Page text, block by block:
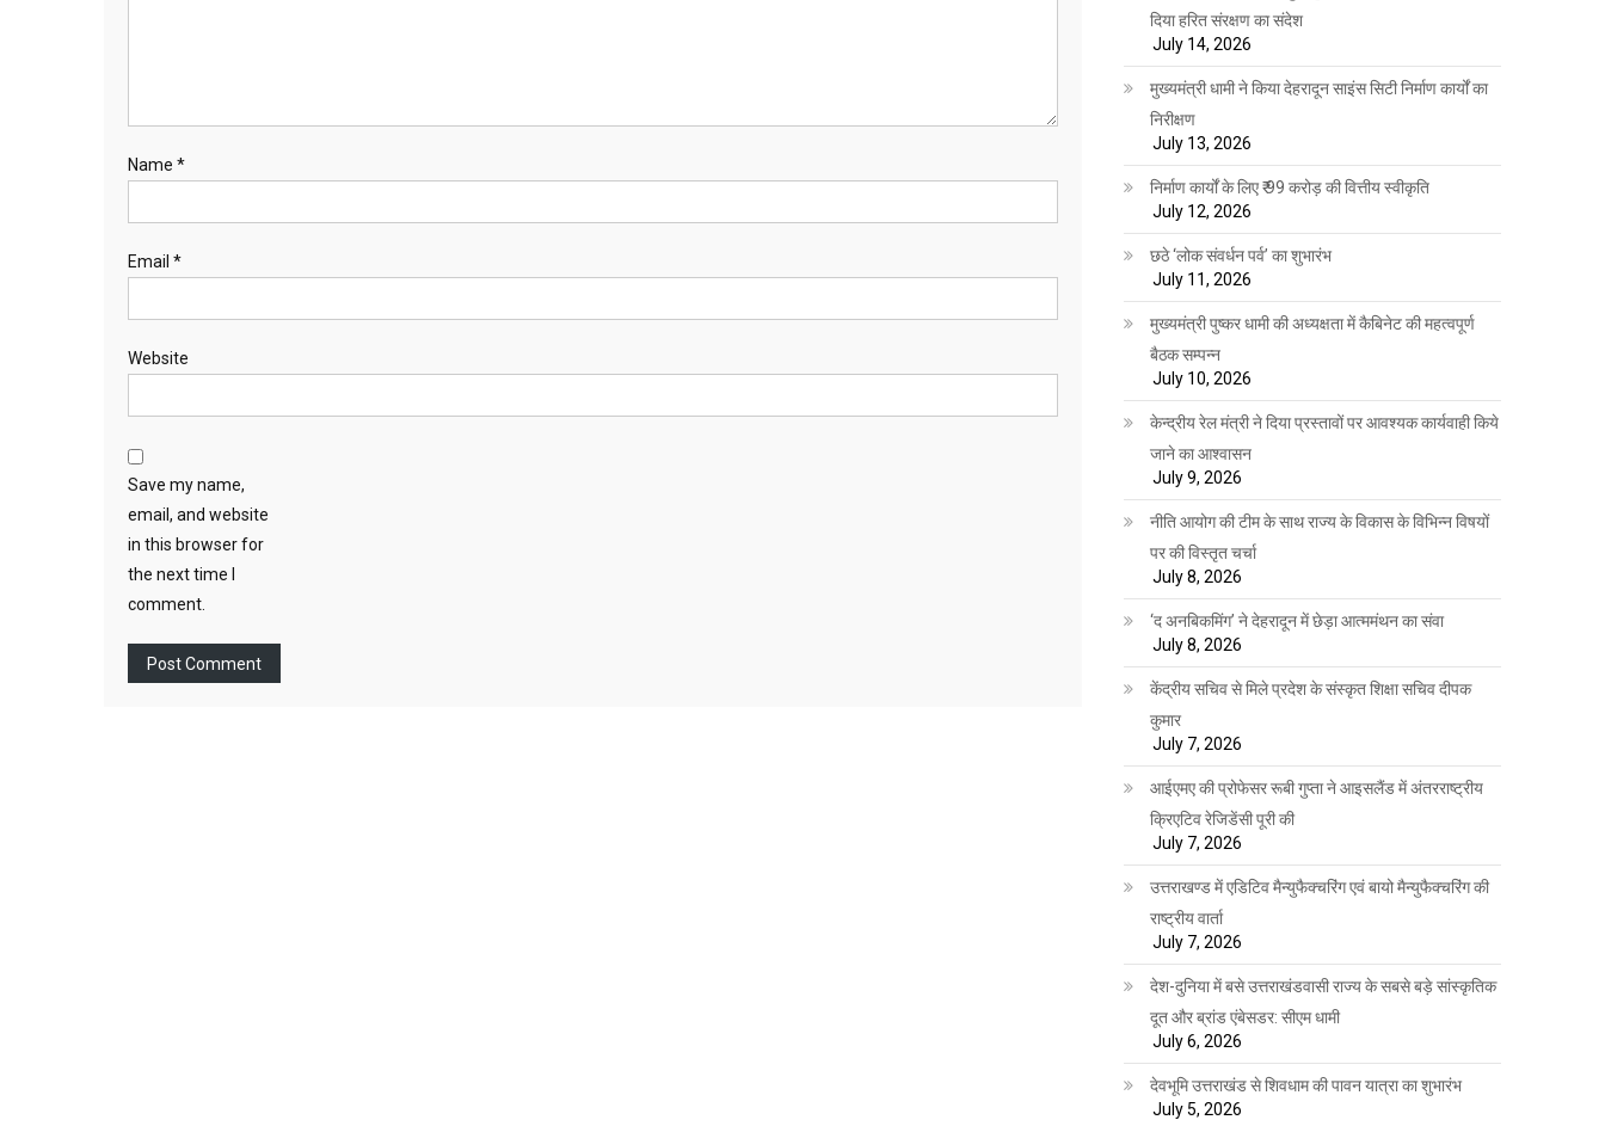
Name *
Email *
Website
Save my name,
email, and website
in this browser for
the next time I
comment.
दिया हरित संरक्षण का संदेश
July 14, 2026
मुख्यमंत्री धामी ने किया देहरादून साइंस सिटी निर्माण कार्यों का
निरीक्षण
July 13, 2026
निर्माण कार्यों के लिए ₹ 99 करोड़ की वित्तीय स्वीकृति
July 12, 2026
छठे ‘लोक संवर्धन पर्व’ का शुभारंभ
July 11, 2026
मुख्यमंत्री पुष्कर धामी की अध्यक्षता में कैबिनेट की महत्वपूर्ण
बैठक सम्पन्न
July 10, 2026
केन्द्रीय रेल मंत्री ने दिया प्रस्तावों पर आवश्यक कार्यवाही किये
जाने का आश्वासन
July 9, 2026
नीति आयोग की टीम के साथ राज्य के विकास के विभिन्न विषयों
पर की विस्तृत चर्चा
July 8, 2026
‘द अनबिकमिंग’ ने देहरादून में छेड़ा आत्ममंथन का संवा
July 8, 2026
केंद्रीय सचिव से मिले प्रदेश के संस्कृत शिक्षा सचिव दीपक
कुमार
July 7, 2026
आईएमए की प्रोफेसर रूबी गुप्ता ने आइसलैंड में अंतरराष्ट्रीय
क्रिएटिव रेजिडेंसी पूरी की
July 7, 2026
उत्तराखण्ड में एडिटिव मैन्युफैक्चरिंग एवं बायो मैन्युफैक्चरिंग की
राष्ट्रीय वार्ता
July 7, 2026
देश-दुनिया में बसे उत्तराखंडवासी राज्य के सबसे बड़े सांस्कृतिक
दूत और ब्रांड एंबेसडर: सीएम धामी
July 6, 2026
देवभूमि उत्तराखंड से शिवधाम की पावन यात्रा का शुभारंभ
July 5, 2026